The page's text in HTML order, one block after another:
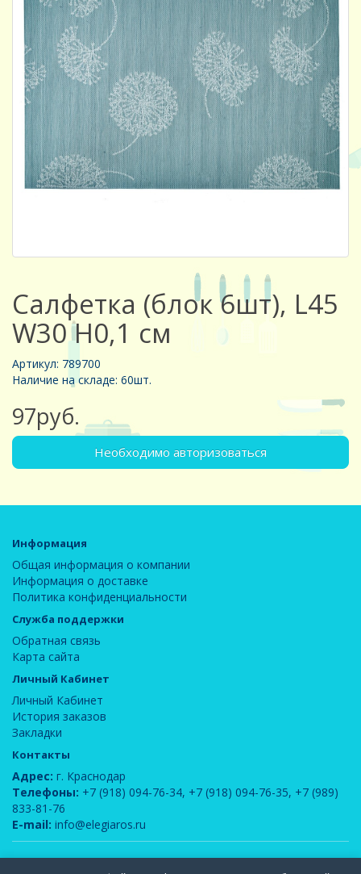
Салфетка (блок 6шт), L45
W30 H0,1 см
Артикул: 789700
Наличие на складе: 60шт.
97руб.
Необходимо авторизоваться
Информация
Общая информация о компании
Информация о доставке
Политика конфиденциальности
Служба поддержки
Обратная связь
Карта сайта
Личный Кабинет
Личный Кабинет
История заказов
Закладки
Контакты
Адрес: г. Краснодар
Телефоны: +7 (918) 094-76-34, +7 (918) 094-76-35, +7 (989)
833-81-76
E-mail: info@elegiaros.ru